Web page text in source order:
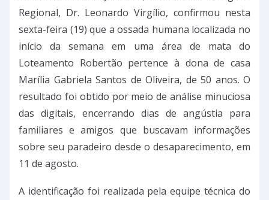
Regional, Dr. Leonardo Virgílio, confirmou nesta
sexta-feira (19) que a ossada humana localizada no
início da semana em uma área de mata do
Loteamento Robertão pertence à dona de casa
Marília Gabriela Santos de Oliveira, de 50 anos. O
resultado foi obtido por meio de análise minuciosa
das digitais, encerrando dias de angústia para
familiares e amigos que buscavam informações
sobre seu paradeiro desde o desaparecimento, em
11 de agosto.
A identificação foi realizada pela equipe técnica do